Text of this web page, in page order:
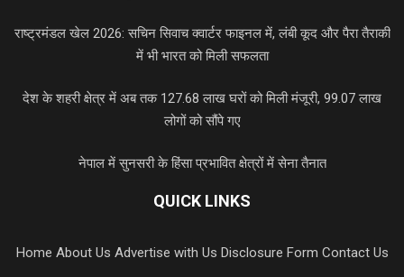
राष्ट्रमंडल खेल 2026: सचिन सिवाच क्वार्टर फाइनल में, लंबी कूद और पैरा तैराकी
में भी भारत को मिली सफलता
देश के शहरी क्षेत्र में अब तक 127.68 लाख घरों को मिली मंजूरी, 99.07 लाख
लोगों को सौंपे गए
नेपाल में सुनसरी के हिंसा प्रभावित क्षेत्रों में सेना तैनात
QUICK LINKS
Home About Us Advertise with Us Disclosure Form Contact Us